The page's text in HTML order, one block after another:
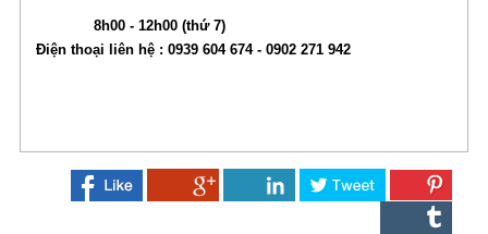
8h00 - 12h00 (thứ 7)
Điện thoại liên hệ : 0939 604 674 - 0902 271 942